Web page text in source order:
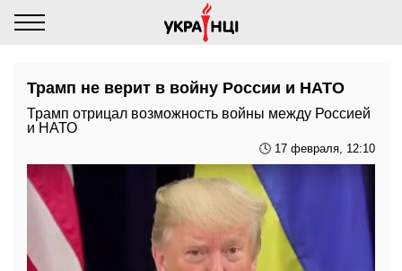
Трамп не верит в войну России и НАТО
Трамп отрицал возможность войны между Россией
и НАТО
🕓 17 февраля, 12:10